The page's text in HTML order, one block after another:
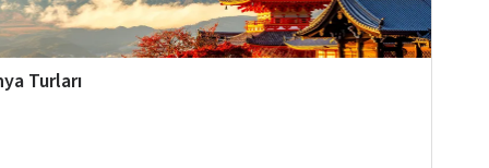
Turları